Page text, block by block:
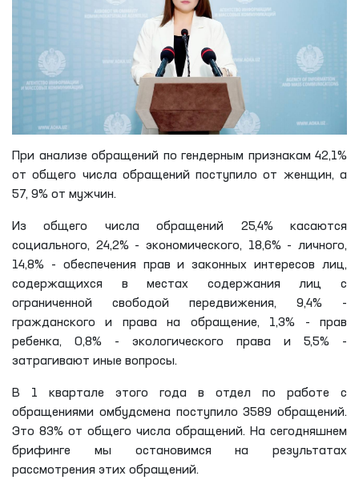
При анализе обращений по гендерным признакам 42,1%
от общего числа обращений поступило от женщин, а
57, 9% от мужчин.
Из общего числа обращений 25,4% касаются
социального, 24,2% - экономического, 18,6% - личного,
14,8% - обеспечения прав и законных интересов лиц,
содержащихся в местах содержания лиц с
ограниченной свободой передвижения, 9,4% -
гражданского и права на обращение, 1,3% - прав
ребенка, 0,8% - экологического права и 5,5% -
затрагивают иные вопросы.
В 1 квартале этого года в отдел по работе с
обращениями омбудсмена поступило 3589 обращений.
Это 83% от общего числа обращений. На сегодняшнем
брифинге мы остановимся на результатах
рассмотрения этих обращений.